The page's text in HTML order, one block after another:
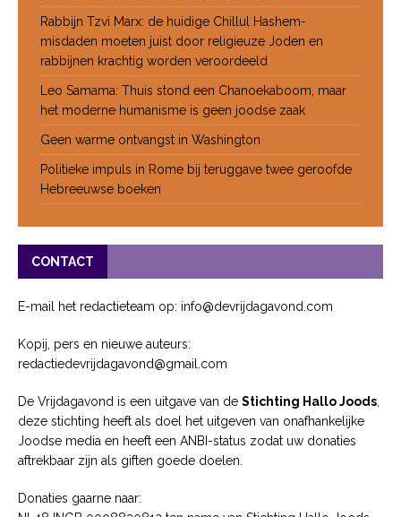
Rabbijn Tzvi Marx: de huidige Chillul Hashem-
misdaden moeten juist door religieuze Joden en
rabbijnen krachtig worden veroordeeld
Leo Samama: Thuis stond een Chanoekaboom, maar
het moderne humanisme is geen joodse zaak
Geen warme ontvangst in Washington
Politieke impuls in Rome bij teruggave twee geroofde
Hebreeuwse boeken
CONTACT
E-mail het redactieteam op: info@devrijdagavond.com
Kopij, pers en nieuwe auteurs:
redactiedevrijdagavond@gmail.com
De Vrijdagavond is een uitgave van de Stichting Hallo Joods
deze stichting heeft als doel het uitgeven van onafhankelijke
Joodse media en heeft een ANBI-status zodat uw donaties
aftrekbaar zijn als giften goede doelen.
Donaties gaarne naar: